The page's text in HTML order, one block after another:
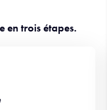
en trois étapes.